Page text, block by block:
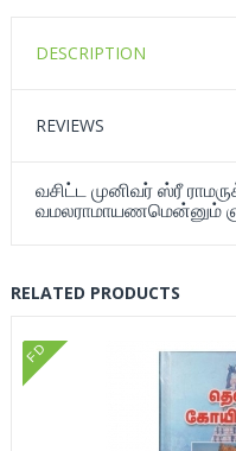
DESCRIPTION
REVIEWS
வசிட்ட முனிவர் ஸ்ரீ
வமலராமாயணமென்னும்
RELATED PRODUCTS
FD